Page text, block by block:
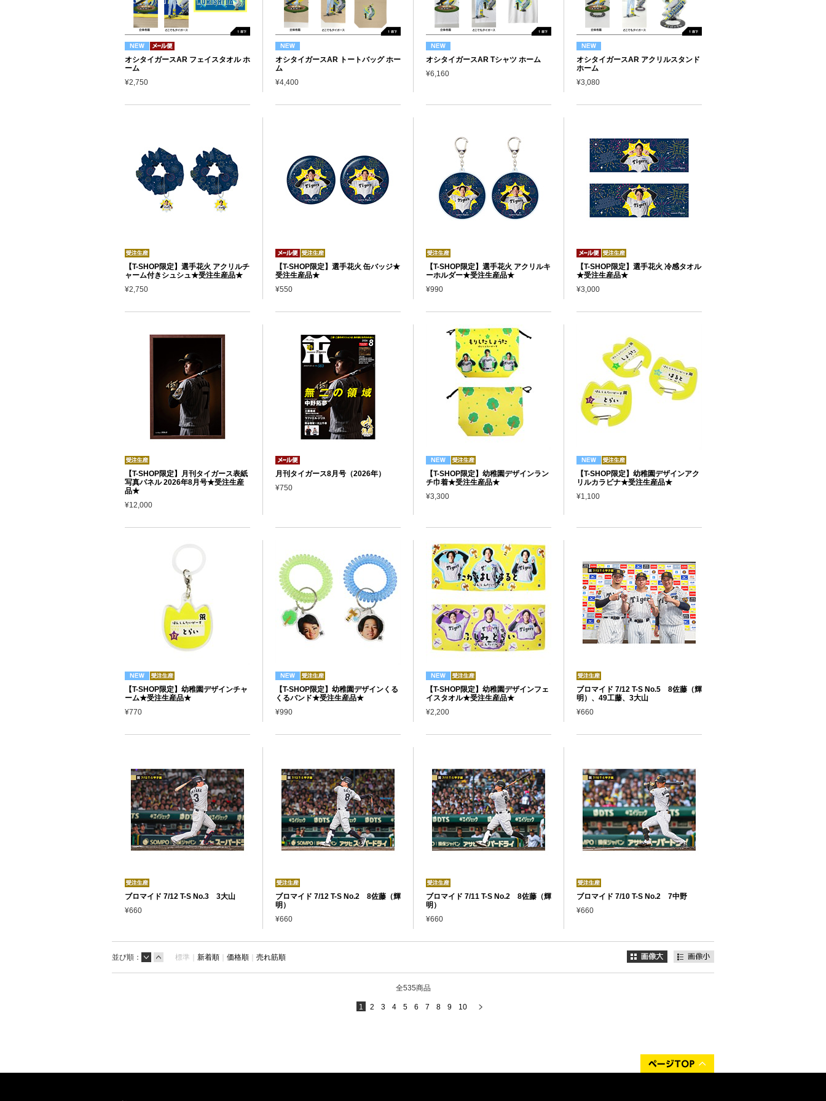
オシタイガースAR フェイスタオル ホ
ーム
¥2,750
オシタイガースAR トートバッグ ホー
ム
¥4,400
オシタイガースAR Tシャツ ホーム
¥6,160
オシタイガースAR アクリルスタンド
ホーム
¥3,080
【T-SHOP限定】選手花火 アクリルチ
ャーム付きシュシュ★受注生産品★
¥2,750
【T-SHOP限定】選手花火 缶バッジ★
受注生産品★
¥550
【T-SHOP限定】選手花火 アクリルキ
ーホルダー★受注生産品★
¥990
【T-SHOP限定】選手花火 冷感タオル
★受注生産品★
¥3,000
【T-SHOP限定】月刊タイガース表紙
写真パネル 2026年8月号★受注生産
品★
¥12,000
月刊タイガース8月号（2026年）
¥750
【T-SHOP限定】幼稚園デザインラン
チ巾着★受注生産品★
¥3,300
【T-SHOP限定】幼稚園デザインアク
リルカラビナ★受注生産品★
¥1,100
【T-SHOP限定】幼稚園デザインチャ
ーム★受注生産品★
¥770
【T-SHOP限定】幼稚園デザインくる
くるバンド★受注生産品★
¥990
【T-SHOP限定】幼稚園デザインフェ
イスタオル★受注生産品★
¥2,200
ブロマイド 7/12 T-S No.5 8佐藤（輝
明）、49工藤、3大山
¥660
ブロマイド 7/12 T-S No.3 3大山
¥660
ブロマイド 7/12 T-S No.2 8佐藤（輝
明）
¥660
ブロマイド 7/11 T-S No.2 8佐藤（輝
明）
¥660
ブロマイド 7/10 T-S No.2 7中野
¥660
並び順： 標準｜ 新着順 ｜ 価格順 ｜ 売れ筋順
全535商品
1 2 3 4 5 6 7 8 9 10